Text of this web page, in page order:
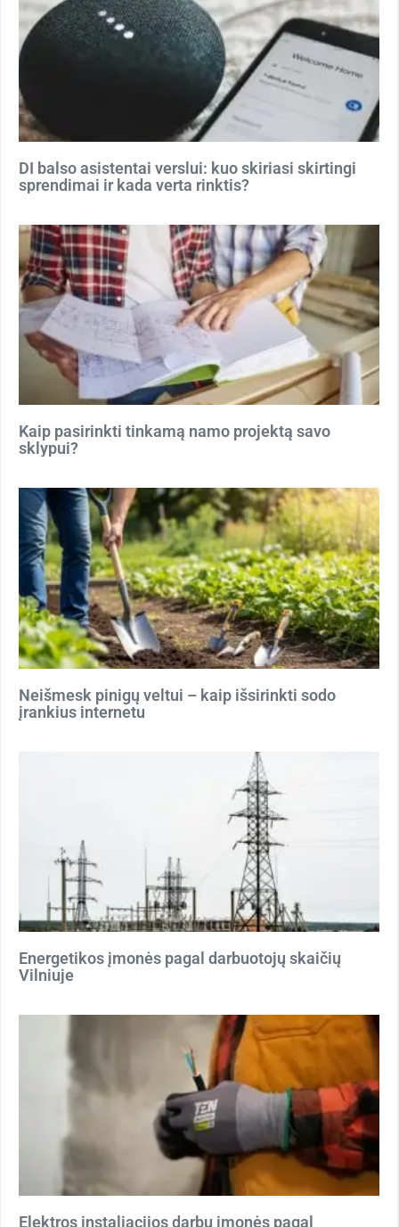
DI balso asistentai verslui: kuo skiriasi skirtingi
sprendimai ir kada verta rinktis?
Kaip pasirinkti tinkamą namo projektą savo
sklypui?
Neišmesk pinigų veltui – kaip išsirinkti sodo
įrankius internetu
Energetikos įmonės pagal darbuotojų skaičių
Vilniuje
Elektros instaliacijos darbų įmonės pagal